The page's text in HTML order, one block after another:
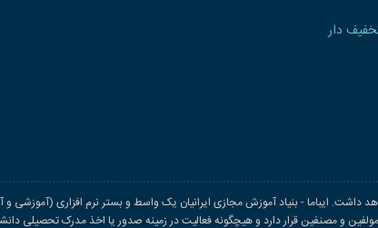
دار
داشت. ایباما - بنیاد آموزش مجازی ایرانیان یک واسط و بستر نرم افزاری (آموزشی
و مصنفین قرار دارد و هیچگونه فعالیت در زمینه صدور یا اخذ مدرک تحصیلی